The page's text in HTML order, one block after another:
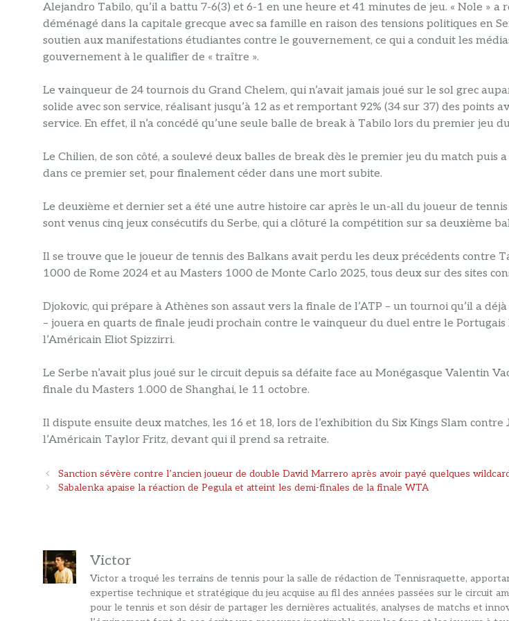
Alejandro Tabilo, qu’il a battu 7-6(3) et 6-1 en une heure et 41 minutes de jeu. « Nole » a
déménagé dans la capitale grecque avec sa famille en raison des tensions politiques en
soutien aux manifestations étudiantes contre le gouvernement, ce qui a conduit les
gouvernement à le qualifier de « traître ».
Le vainqueur de 24 tournois du Grand Chelem, qui n’avait jamais joué sur le sol grec
solide avec son service, réalisant jusqu’à 12 as et remportant 92% (34 sur 37) des points
service. En effet, il n’a concédé qu’une seule balle de break à Tabilo lors du premier jeu
Le Chilien, de son côté, a soulevé deux balles de break dès le premier jeu du match puis
dans ce premier set, pour finalement céder dans une mort subite.
Le deuxième et dernier set a été une autre histoire car après le un-all du joueur de
sont venus cinq jeux consécutifs du Serbe, qui a clôturé la compétition sur sa deuxième
Il se trouve que le joueur de tennis des Balkans avait perdu les deux précédents contre
1000 de Rome 2024 et au Masters 1000 de Monte Carlo 2025, tous deux sur des sites
Djokovic, qui prépare à Athènes son assaut vers la finale de l’ATP – un tournoi qu’il a
– jouera en quarts de finale jeudi prochain contre le vainqueur du duel entre le Portugais
l’Américain Eliot Spizzirri.
Le Serbe n’avait plus joué sur le circuit depuis sa défaite face au Monégasque Valentin
finale du Masters 1.000 de Shanghai, le 11 octobre.
Il dispute ensuite deux matches, les 16 et 18, lors de l’exhibition du Six Kings Slam contre
l’Américain Taylor Fritz, devant qui il prend sa retraite.
Navigation
des
Sanction sévère contre l’ancien joueur de double David Marrero après avoir payé quelques
Sabalenka apaise la réaction de Pegula et atteint les demi-finales de la finale WTA
Victor
Victor a troqué les terrains de tennis pour la salle de rédaction de Tennisraquette,
expertise technique et stratégique du jeu acquise au fil des années passées sur le circuit
pour le tennis et son désir de partager les dernières actualités, analyses de matchs et